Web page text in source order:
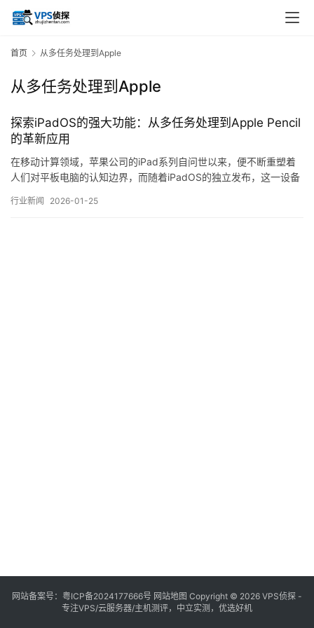
首页 从多任务处理到Apple
从多任务处理到Apple
探索iPadOS的强大功能：从多任务处理到Apple Pencil
的革新应用
在移动计算领域，苹果公司的iPad系列自问世以来，便不断重塑着
人们对平板电脑的认知边界，而随着iPadOS的独立发布，这一设备
元，本文旨在深入剖析iPadOS的核心功能演进，着重探讨其多任务
行业新闻 2026-01-25
网站备案号： 粤ICP备2024177666号 网站地图 Copyright © 2026 VPS侦探 -
专注VPS/云服务器/主机测评，中立实测，优选好机